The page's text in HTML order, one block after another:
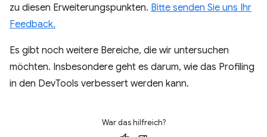
zu diesen Erweiterungspunkten. Bitte senden Sie uns Ihr
Feedback.
Es gibt noch weitere Bereiche, die wir untersuchen
möchten. Insbesondere geht es darum, wie das Profiling
in den DevTools verbessert werden kann.
War das hilfreich?